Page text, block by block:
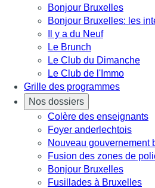
Bonjour Bruxelles
Bonjour Bruxelles: les
Il y a du Neuf
Le Brunch
Le Club du Dimanche
Le Club de l'Immo
Grille des programmes
Nos dossiers
Colère des enseignants
Foyer anderlechtois
Nouveau gouvernement
Fusion des zones de
Bonjour Bruxelles
Fusillades à Bruxelles